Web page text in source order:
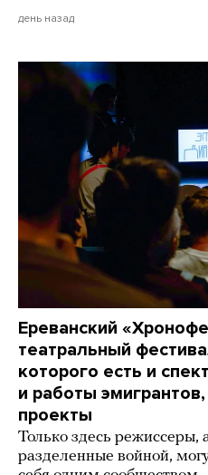
день назад
Ереванский
театральный
которого есть и
и работы
проекты
Только здесь режиссеры,
разделенные войной,